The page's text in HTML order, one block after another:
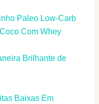
Paleo Low-Carb
Com Whey
Brilhante de
Baixas Em